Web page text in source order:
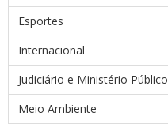
Esportes
Internacional
Judiciário e Ministério Público
Meio Ambiente